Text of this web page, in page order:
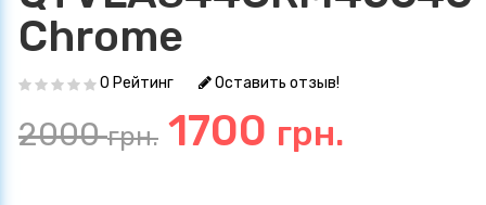
Chrome
0 Рейтинг Оставить отзыв!
2000грн. 1700 грн.